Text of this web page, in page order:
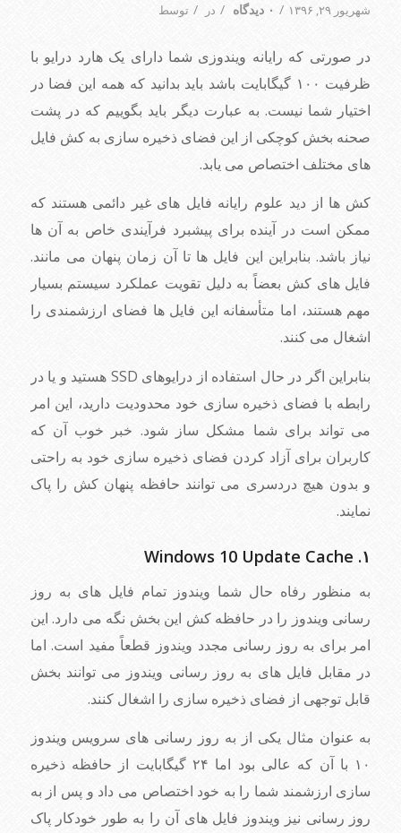
شهریور ۲۹, ۱۳۹۶ / ۰ دیدگاه / در / توسط
در صورتی که رایانه ویندوزی شما دارای یک هارد درایو با
ظرفیت ۱۰۰ گیگابایت باشد باید بدانید که همه این فضا در
اختیار شما نیست. به عبارت دیگر باید بگوییم که در پشت
صحنه بخش کوچکی از این فضای ذخیره سازی به کش فایل
های مختلف اختصاص می یابد.
کش ها از دید علوم رایانه فایل های غیر دائمی هستند که
ممکن است در آینده برای پیشبرد فرآیندی خاص به آن ها
نیاز باشد. بنابراین این فایل ها تا آن زمان پنهان می مانند.
فایل های کش بعضاً به دلیل تقویت عملکرد سیستم بسیار
مهم هستند، اما متأسفانه این فایل ها فضای ارزشمندی را
اشغال می کنند.
بنابراین اگر در حال استفاده از درایوهای SSD هستید و یا در
رابطه با فضای ذخیره سازی خود محدودیت دارید، این امر
می تواند برای شما مشکل ساز شود. خبر خوب آن که
کاربران برای آزاد کردن فضای ذخیره سازی خود به راحتی
و بدون هیچ دردسری می توانند حافظه پنهان کش را پاک
نمایند.
۱. Windows 10 Update Cache
به منظور رفاه حال شما ویندوز تمام فایل های به روز
رسانی ویندوز را در حافظه کش این بخش نگه می دارد. این
امر برای به روز رسانی مجدد ویندوز قطعاً مفید است. اما
در مقابل فایل های به روز رسانی ویندوز می توانند بخش
قابل توجهی از فضای ذخیره سازی را اشغال کنند.
به عنوان مثال یکی از به روز رسانی های سرویس ویندوز
۱۰ با آن که عالی بود اما ۲۴ گیگابایت از حافظه ذخیره
سازی ارزشمند شما را به خود اختصاص می داد و پس از به
روز رسانی نیز ویندوز فایل های آن را به طور خودکار پاک